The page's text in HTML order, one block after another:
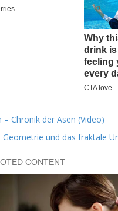
– Chronik der Asen (Video)
Geometrie und das fraktale